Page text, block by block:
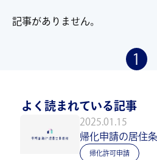
記事がありません。
1
よく読まれている記事
2025.01.15
帰化申請の居住
帰化許可申請